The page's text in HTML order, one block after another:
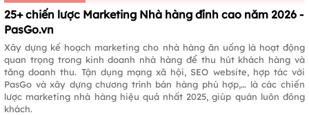
25+ chiến lược Marketing Nhà hàng đỉnh cao năm 2026 -
PasGo.vn
Xây dựng kế hoạch marketing cho nhà hàng ăn uống là hoạt động
quan trọng trong kinh doanh nhà hàng để thu hút khách hàng và
tăng doanh thu. Tận dụng mạng xã hội, SEO website, hợp tác với
PasGo và xây dựng chương trình bán hàng phù hợp,… là các chiến
lược marketing nhà hàng hiệu quả nhất 2025, giúp quán luôn đông
khách.